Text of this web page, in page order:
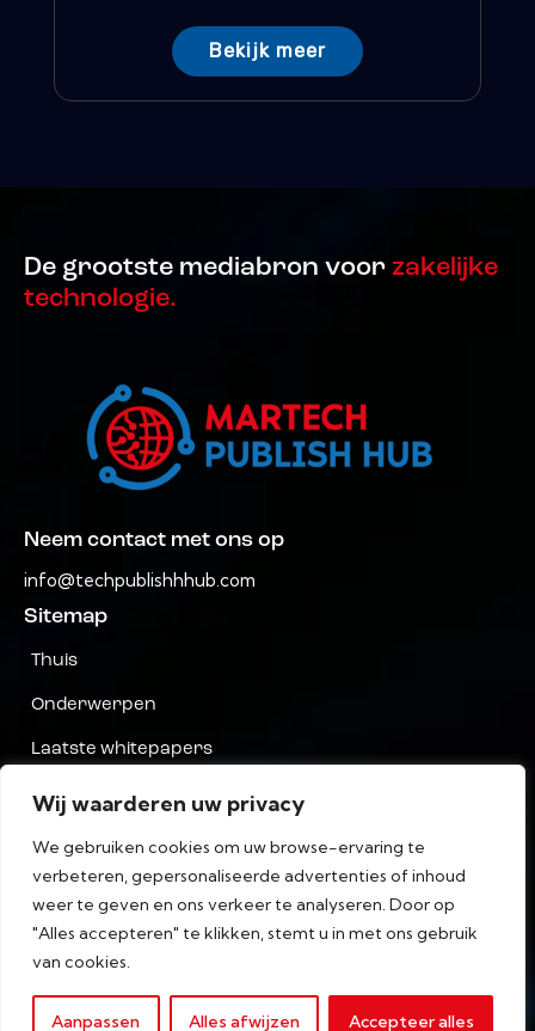
Wij waarderen uw privacy
We gebruiken cookies om uw browse-ervaring te
verbeteren, gepersonaliseerde advertenties of inhoud
weer te geven en ons verkeer te analyseren. Door op
"Alles accepteren" te klikken, stemt u in met ons gebruik
van cookies.
Aanpassen Alles afwijzen Accepteer alles
Bekijk meer
De grootste mediabron voor zakelijke
technologie.
Neem contact met ons op
info@techpublishhhub.com
Sitemap
Thuis
Onderwerpen
Laatste whitepapers
Bedrijven AZ
Neem contact met ons op
Privacy
algemene voorwaarden